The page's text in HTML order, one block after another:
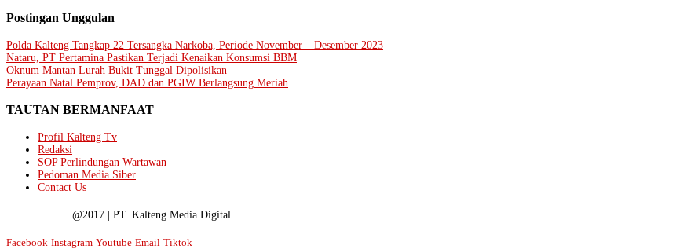
Postingan Unggulan
Polda Kalteng Tangkap 22 Tersangka Narkoba, Periode November – Desember 2023
Nataru, PT Pertamina Pastikan Terjadi Kenaikan Konsumsi BBM
Oknum Mantan Lurah Bukit Tunggal Dipolisikan
Perayaan Natal Pemprov, DAD dan PGIW Berlangsung Meriah
TAUTAN BERMANFAAT
Profil Kalteng Tv
Redaksi
SOP Perlindungan Wartawan
Pedoman Media Siber
Contact Us
@2017 | PT. Kalteng Media Digital
Facebook Instagram Youtube Email Tiktok